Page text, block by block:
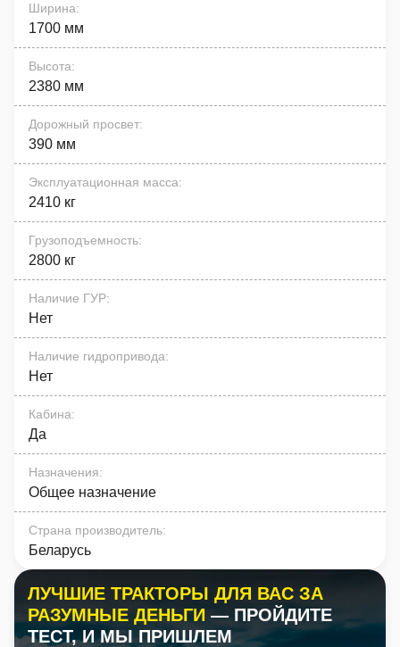
Ширина:
1700 мм
Высота:
2380 мм
Дорожный просвет:
390 мм
Эксплуатационная масса:
2410 кг
Грузоподъемность:
2800 кг
Наличие ГУР:
Нет
Наличие гидропривода:
Нет
Кабина:
Да
Назначения:
Общее назначение
Страна производитель:
Беларусь
ЛУЧШИЕ ТРАКТОРЫ ДЛЯ ВАС ЗА
РАЗУМНЫЕ ДЕНЬГИ — ПРОЙДИТЕ
ТЕСТ, И МЫ ПРИШЛЕМ